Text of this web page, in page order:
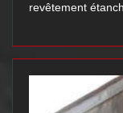
revêtement